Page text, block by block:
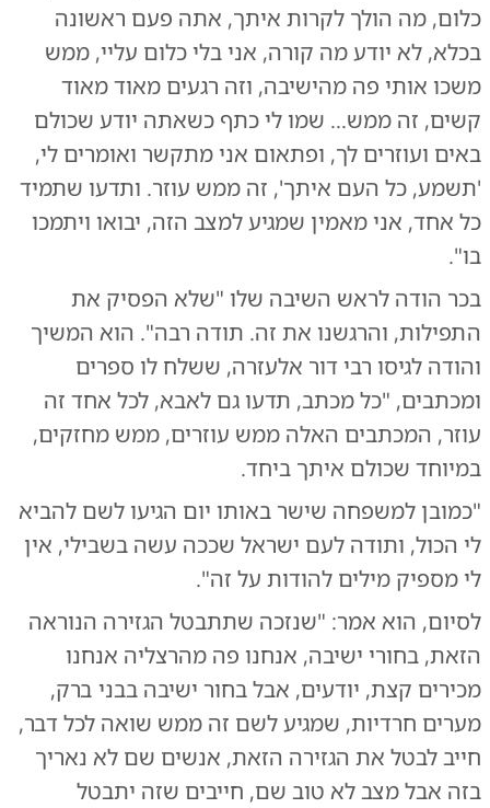
כלום, מה הולך לקרות איתך, אתה פעם ראשונה
בכלא, לא יודע מה קורה, אני בלי כלום עליי, ממש
משכו אותי פה מהישיבה, וזה רגעים מאוד מאוד
קשים, זה ממש... שמו לי כתף כשאתה יודע שכולם
באים ועוזרים לך, ופתאום אני מתקשר ואומרים לי,
'תשמע, כל העם איתך', זה ממש עוזר. ותדעו שתמיד
כל אחד, אני מאמין שמגיע למצב הזה, יבואו ויתמכו
בו".
בכר הודה לראש השיבה שלו "שלא הפסיק את
התפילות, והרגשנו את זה. תודה רבה". הוא המשיך
והודה לגיסו רבי דור אלעזרה, ששלח לו ספרים
ומכתבים, "כל מכתב, תדעו גם לאבא, לכל אחד זה
עוזר, המכתבים האלה ממש עוזרים, ממש מחזקים,
במיוחד שכולם איתך ביחד.
"כמובן למשפחה שישר באותו יום הגיעו לשם להביא
לי הכול, ותודה לעם ישראל שככה עשה בשבילי, אין
לי מספיק מילים להודות על זה".
לסיום, הוא אמר: "שנזכה שתתבטל הגזירה הנוראה
הזאת, בחורי ישיבה, אנחנו פה מהרצליה אנחנו
מכירים קצת, יודעים, אבל בחור ישיבה בבני ברק,
מערים חרדיות, שמגיע לשם זה ממש שואה לכל דבר,
חייב לבטל את הגזירה הזאת, אנשים שם לא נאריך
בזה אבל מצב לא טוב שם, חייבים שזה יתבטל